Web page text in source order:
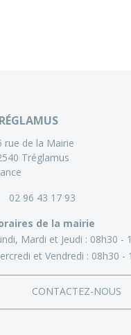
rue de la Mairie
Tréglamus
02 96 43 17 93
de la mairie
Mardi et Jeudi : 08h30 -
et Vendredi : 08h30 -
CONTACTEZ-NOUS